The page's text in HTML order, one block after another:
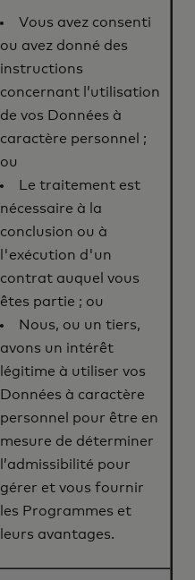
Vous avez consenti
ou avez donné des
instructions
concernant l’utilisation
de vos Données à
caractère personnel ;
ou
Le traitement est
nécessaire à la
conclusion ou à
l'exécution d'un
contrat auquel vous
êtes partie ; ou
Nous, ou un tiers,
avons un intérêt
légitime à utiliser vos
Données à caractère
personnel pour être en
mesure de déterminer
l’admissibilité pour
gérer et vous fournir
les Programmes et
leurs avantages.